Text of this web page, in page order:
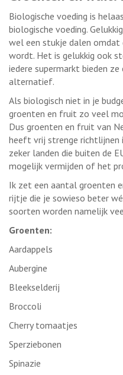
Biologische voeding is
biologische voeding.
wel een stukje dalen omdat
wordt. Het is gelukkig ook
iedere supermarkt bieden
alternatief.
Als biologisch niet in je
groenten en fruit zo veel
Dus groenten en fruit van
heeft vrij strenge richtlijnen
zeker landen die buiten de
mogelijk vermijden of het
Ik zet een aantal groenten
rijtje die je sowieso beter
soorten worden namelijk
Groenten:
Aardappels
Aubergine
Bleekselderij
Broccoli
Cherry tomaatjes
Sperziebonen
Spinazie